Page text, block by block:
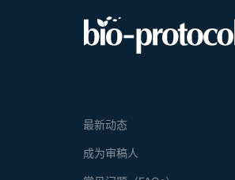
最新动态
成为审稿人